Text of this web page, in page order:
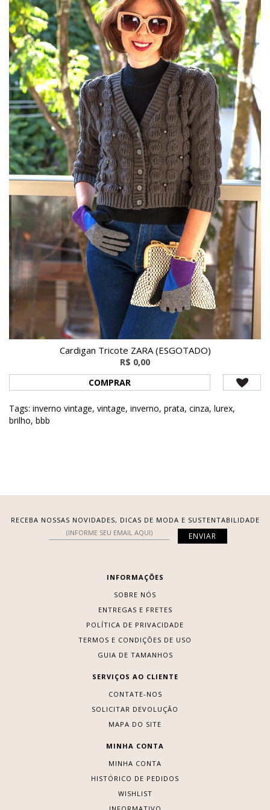
Cardigan Tricote ZARA (ESGOTADO)
R$ 0,00
COMPRAR
Tags: inverno vintage, vintage, inverno, prata, cinza, lurex,
brilho, bbb
RECEBA NOSSAS NOVIDADES, DICAS DE MODA E SUSTENTABILIDADE
INFORMAÇÕES
SOBRE NÓS
ENTREGAS E FRETES
POLÍTICA DE PRIVACIDADE
TERMOS E CONDIÇÕES DE USO
GUIA DE TAMANHOS
SERVIÇOS AO CLIENTE
CONTATE-NOS
SOLICITAR DEVOLUÇÃO
MAPA DO SITE
MINHA CONTA
MINHA CONTA
HISTÓRICO DE PEDIDOS
WISHLIST